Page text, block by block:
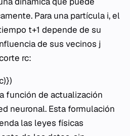
Para una partícula i, el
t+1 depende de su
de sus vecinos j
rc​:
función de actualización
neuronal. Esta formulación
las leyes físicas